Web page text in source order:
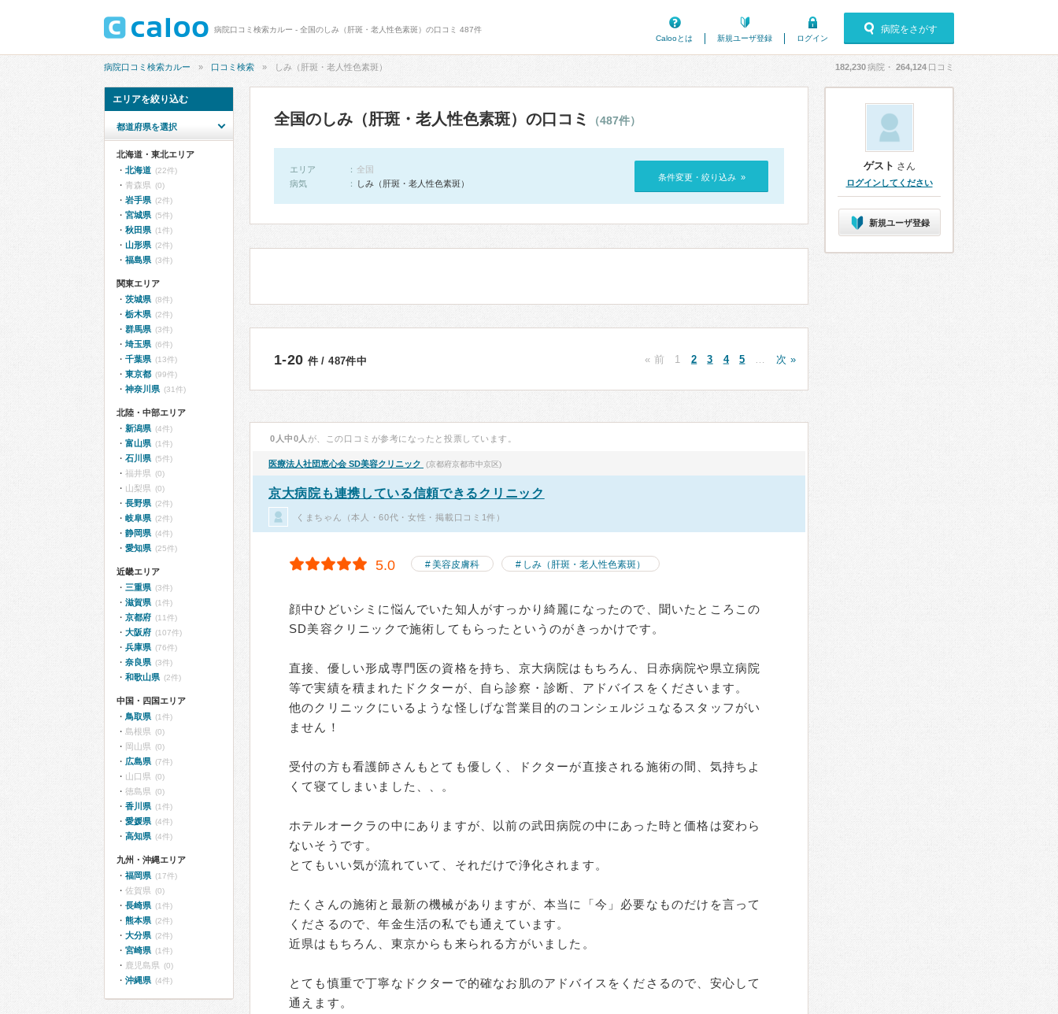
病院口コミ検索カルー - 全国のしみ（肝斑・老人性色素斑）の口コミ 487件
Calooとは
新規ユーザ登録 ログイン
病院をさがす
病院口コミ検索カルー 口コミ検索 しみ（肝斑・老人性色素斑） 182,230病院・ 264,124 口コミ
全国のしみ（肝斑・老人性色素斑）の口コミ （487件）
エリア
全国
病気
しみ（肝斑・老人性色素斑）
条件変更・絞り込み »
1-20 件 / 487件中 « 前 1 2 3 4 5 次 »
0人中0人 が、この口コミが参考になったと投票しています。
医療法人社団恵心会 SD美容クリニック (京都府京都市中京区)
京大病院も連携している信頼できるクリニック
くまちゃん（本人・60代・女性・掲載口コミ1件）
5.0 美容皮膚科 しみ（肝斑・老人性色素斑）
顔中ひどいシミに悩んでいた知人がすっかり綺麗になったので、聞いたところこの
SD美容クリニックで施術してもらったというのがきっかけです。
直接、優しい形成専門医の資格を持ち、京大病院はもちろん、日赤病院や県立病院
等で実績を積まれたドクターが、自ら診察・診断、アドバイスをくださいます。
他のクリニックにいるような怪しげな営業目的のコンシェルジュなるスタッフがい
ません！
受付の方も看護師さんもとても優しく、ドクターが直接される施術の間、気持ちよ
くて寝てしまいました、、。
ホテルオークラの中にありますが、以前の武田病院の中にあった時と価格は変わら
ないそうです。
とてもいい気が流れていて、それだけで浄化されます。
たくさんの施術と最新の機械がありますが、本当に「今」必要なものだけを言って
くださるので、年金生活の私でも通えています。
近県はもちろん、東京からも来られる方がいました。
とても慎重で丁寧なドクターで的確なお肌のアドバイスをくださるので、安心して
通えます。
エリアを絞り込む
都道府県を選択
北海道・東北エリア
北海道 (22件)
青森県 (0)
岩手県 (2件)
宮城県 (5件)
秋田県 (1件)
山形県 (2件)
福島県 (3件)
関東エリア
茨城県 (8件)
栃木県 (2件)
群馬県 (3件)
埼玉県 (6件)
千葉県 (13件)
東京都 (99件)
神奈川県 (31件)
北陸・中部エリア
新潟県 (4件)
富山県 (1件)
石川県 (5件)
福井県 (0)
山梨県 (0)
長野県 (2件)
岐阜県 (2件)
静岡県 (4件)
愛知県 (25件)
近畿エリア
三重県 (3件)
滋賀県 (1件)
京都府 (11件)
大阪府 (107件)
兵庫県 (76件)
奈良県 (3件)
和歌山県 (2件)
中国・四国エリア
鳥取県 (1件)
島根県 (0)
岡山県 (0)
広島県 (7件)
山口県 (0)
徳島県 (0)
香川県 (1件)
愛媛県 (4件)
高知県 (4件)
九州・沖縄エリア
福岡県 (17件)
佐賀県 (0)
長崎県 (1件)
熊本県 (2件)
大分県 (2件)
宮崎県 (1件)
鹿児島県 (0)
沖縄県 (4件)
ゲスト さん
ログインしてください
新規ユーザ登録